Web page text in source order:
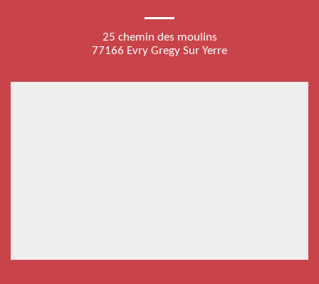
25 chemin des moulins
77166 Evry Gregy Sur Yerre